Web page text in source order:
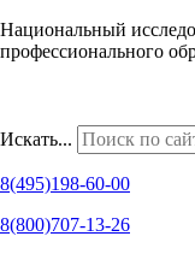
Национальный
профессионального
Искать...
8(495)198-60-00
8(800)707-13-26